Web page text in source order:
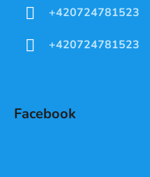
+420724781523
+420724781523
Facebook